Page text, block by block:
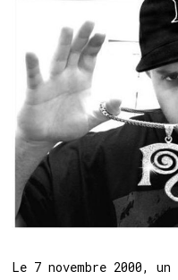
Le 7 novembre 2000,